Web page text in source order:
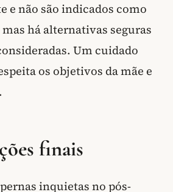
e não são indicados como
há alternativas seguras
Um cuidado
os objetivos da mãe e
finais
inquietas no pós-